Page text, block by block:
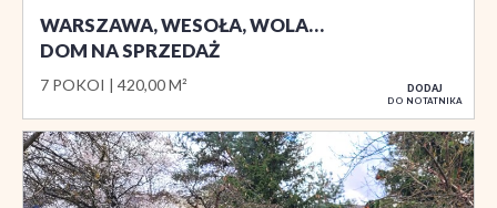
WARSZAWA, WESOŁA, WOLA…
DOM NA SPRZEDAŻ
7 POKOI 420,00 M² DODAJ
DO NOTATNIKA